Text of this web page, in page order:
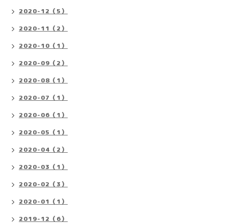
2020-12（5）
2020-11（2）
2020-10（1）
2020-09（2）
2020-08（1）
2020-07（1）
2020-06（1）
2020-05（1）
2020-04（2）
2020-03（1）
2020-02（3）
2020-01（1）
2019-12（6）